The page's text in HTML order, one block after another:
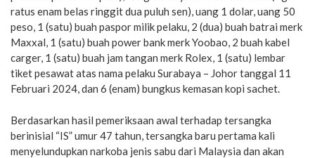
ratus enam belas ringgit dua puluh sen), uang 1 dolar, uang 50
peso, 1 (satu) buah paspor milik pelaku, 2 (dua) buah batrai merk
Maxxal, 1 (satu) buah power bank merk Yoobao, 2 buah kabel
carger, 1 (satu) buah jam tangan merk Rolex, 1 (satu) lembar
tiket pesawat atas nama pelaku Surabaya – Johor tanggal 11
Februari 2024, dan 6 (enam) bungkus kemasan kopi sachet.
Berdasarkan hasil pemeriksaan awal terhadap tersangka
berinisial “IS” umur 47 tahun, tersangka baru pertama kali
menyelundupkan narkoba jenis sabu dari Malaysia dan akan